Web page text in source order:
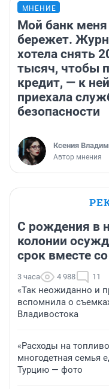
МНЕНИЕ
Мой банк меня
бережет.
хотела снять
тысяч, чтобы
кредит, — к
приехала
безопасности
Ксения
Автор мнения
С рождения в
колонии
срок вместе
3 часа 4 988 11
«Так неожиданно и
вспомнила о
Владивостока
«Расходы на
многодетная семья
Турцию — фото